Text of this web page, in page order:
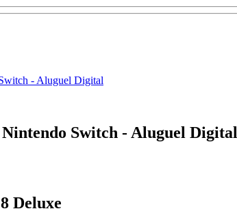
- Aluguel Digital
Switch - Aluguel Digital
Deluxe